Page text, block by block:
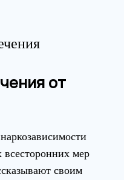
от
всесторонних мер
своим